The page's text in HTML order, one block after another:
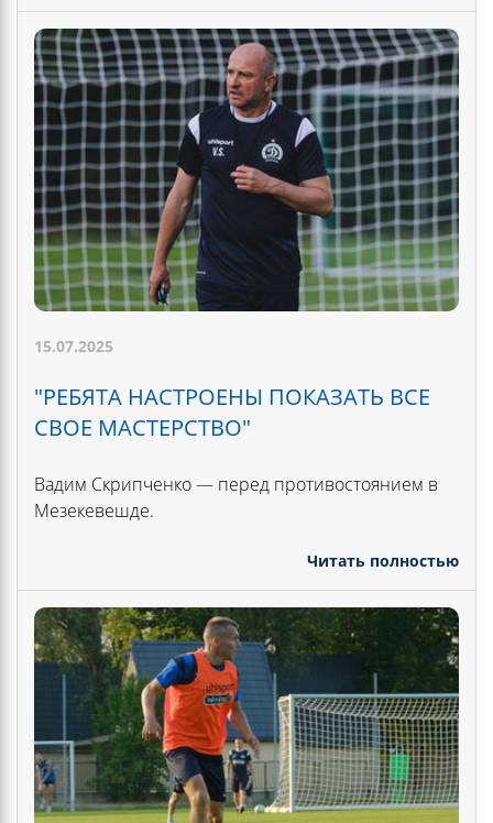
15.07.2025
"РЕБЯТА НАСТРОЕНЫ ПОКАЗАТЬ ВСЕ
СВОЕ МАСТЕРСТВО"
Вадим Скрипченко — перед противостоянием в
Мезекевешде.
Читать полностью